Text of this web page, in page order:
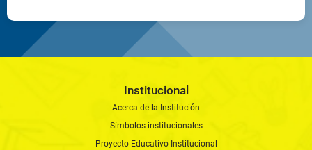
Institucional
Acerca de la Institución
Símbolos institucionales
Proyecto Educativo Institucional